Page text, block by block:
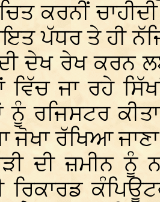
ਕਰਨੀਂ
ਪੱਧਰ ਤੇ ਹੀ
ਦੀ ਦੇਖ ਰੇਖ ਕਰਨ
ਵਿੱਚ ਜਾ ਰਹੇ
ਨੂੰ ਰਜਿਸਟਰ
ਜੋਖਾ ਰੱਖਿਆ
ਦੀ ਜ਼ਮੀਨ ਨੂੰ
ਰਿਕਾਰਡ